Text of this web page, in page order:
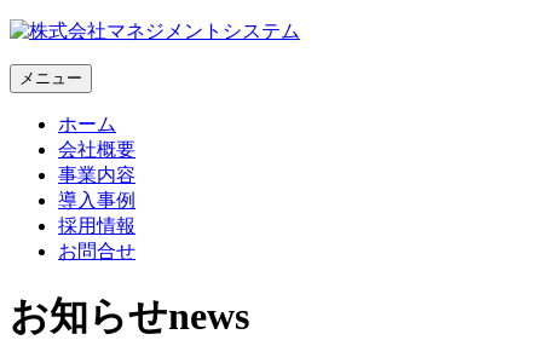
メニュー
ホーム
会社概要
事業内容
導入事例
採用情報
お問合せ
お知らせnews